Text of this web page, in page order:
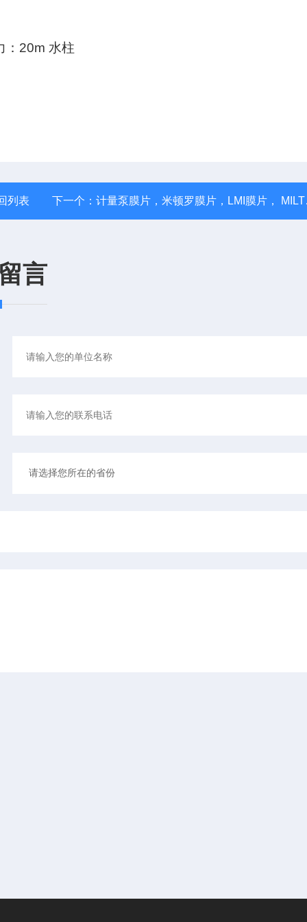
：20m 水柱
列表 下一个：计量泵膜片，米顿罗膜片，LMI膜片， MILTONROY膜片，隔膜泵膜片
言